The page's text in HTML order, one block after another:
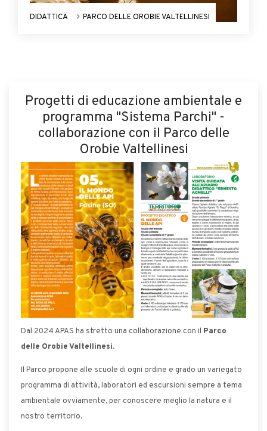
DIDATTICA PARCO DELLE OROBIE VALTELLINESI
Progetti di educazione ambientale e
programma "Sistema Parchi" -
collaborazione con il Parco delle
Orobie Valtellinesi
Dal 2024 APAS ha stretto una collaborazione con il Parco
delle Orobie Valtellinesi.
Il Parco propone alle scuole di ogni ordine e grado un variegato
programma di attività, laboratori ed escursioni sempre a tema
ambientale ovviamente, per conoscere meglio la natura e il
nostro territorio.